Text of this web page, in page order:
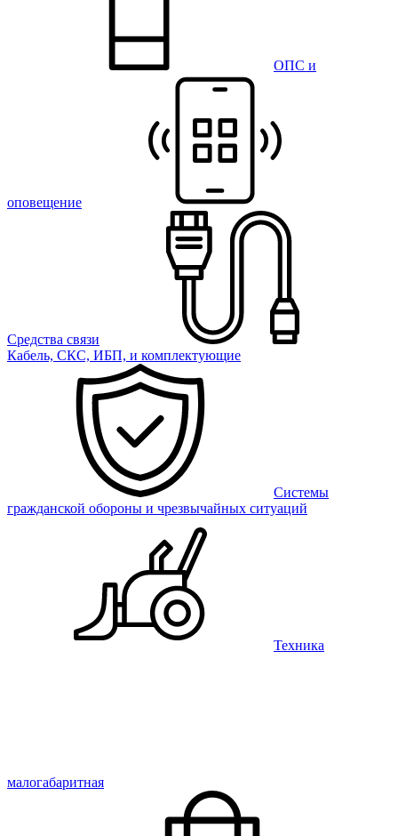
ОПС и
оповещение
Средства связи
Кабель, СКС, ИБП, и комплектующие
Системы
гражданской обороны и чрезвычайных ситуаций
Техника
малогабаритная